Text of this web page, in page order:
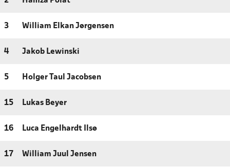
3 William Elkan Jørgensen
4 Jakob Lewinski
5 Holger Taul Jacobsen
15 Lukas Beyer
16 Luca Engelhardt Ilsø
17 William Juul Jensen